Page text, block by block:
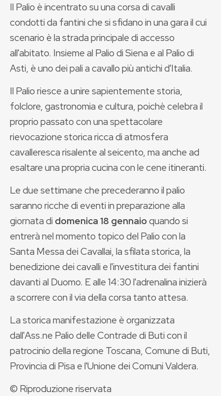
Il Palio è incentrato su una corsa di cavalli
condotti da fantini che si sfidano in una gara il cui
scenario è la strada principale di accesso
all'abitato. Insieme al Palio di Siena e al Palio di
Asti, è uno dei pali a cavallo più antichi d'Italia.
Il Palio riesce a unire sapientemente storia,
folclore, gastronomia e cultura, poichè celebra il
proprio passato con una spettacolare
rievocazione storica ricca di atmosfera
cavalleresca risalente al seicento, ma anche ad
esaltare una propria cucina con le cene itineranti.
Le due settimane che precederanno il palio
saranno ricche di eventi in preparazione alla
giornata di domenica 18 gennaioquando si
entrerà nel momento topico del Palio con la
Santa Messa dei Cavallai, la sfilata storica, la
benedizione dei cavalli e l'investitura dei fantini
davanti al Duomo. E alle 14:30 l'adrenalina inizierà
a scorrere con il via della corsa tanto attesa.
La storica manifestazione è organizzata
dall'Ass.ne Palio delle Contrade di Buti con il
patrocinio della regione Toscana, Comune di Buti,
Provincia di Pisa e l'Unione dei Comuni Valdera.
© Riproduzione riservata